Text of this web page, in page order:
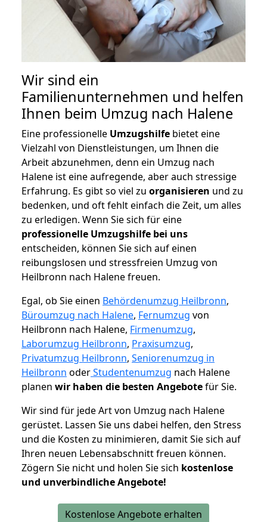
Wir sind ein
Familienunternehmen und helfen
Ihnen beim Umzug nach Halene
Eine professionelle Umzugshilfe bietet eine
Vielzahl von Dienstleistungen, um Ihnen die
Arbeit abzunehmen, denn ein Umzug nach
Halene ist eine aufregende, aber auch stressige
Erfahrung. Es gibt so viel zu organisieren und zu
bedenken, und oft fehlt einfach die Zeit, um alles
zu erledigen. Wenn Sie sich für eine
professionelle Umzugshilfe bei uns
entscheiden, können Sie sich auf einen
reibungslosen und stressfreien Umzug von
Heilbronn nach Halene freuen.
Egal, ob Sie einen Behördenumzug Heilbronn,
Büroumzug nach Halene, Fernumzug von
Heilbronn nach Halene, Firmenumzug,
Laborumzug Heilbronn, Praxisumzug,
Privatumzug Heilbronn, Seniorenumzug in
Heilbronn oderStudentenumzug nach Halene
planen wir haben die besten Angebotefür Sie.
Wir sind für jede Art von Umzug nach Halene
gerüstet. Lassen Sie uns dabei helfen, den Stress
und die Kosten zu minimieren, damit Sie sich auf
Ihren neuen Lebensabschnitt freuen können.
Zögern Sie nicht und holen Sie sich kostenlose
und unverbindliche Angebote!
Kostenlose Angebote erhalten